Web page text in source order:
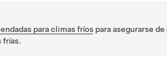
para climas fríos para asegurarse
frías.